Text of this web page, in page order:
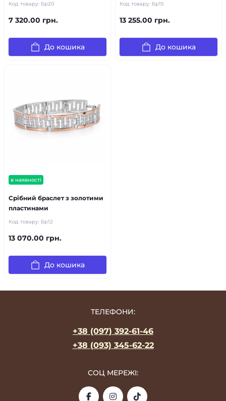
Код товару: Бр20
7 320.00 грн.
До кошика
Код товару: Бр15
13 255.00 грн.
До кошика
в наявності
Срібний браслет з золотими
пластинами
Код товару: Бр12
13 070.00 грн.
До кошика
ТЕЛЕФОНИ:
+38 (097) 392-61-46
+38 (093) 345-62-22
СОЦ МЕРЕЖІ: